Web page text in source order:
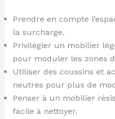
Prendre en compte
la surcharge.
Privilégier un mobilier
pour moduler les zones
Utiliser des coussins et
neutres pour plus de
Penser à un mobilier
facile à nettoyer.